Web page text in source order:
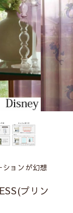
ョンが幻想
プリン